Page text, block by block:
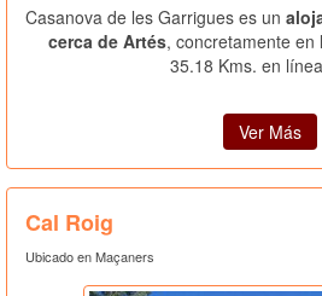
Casanova de les Garrigues es un
cerca de Artés, concretamente en
35.18 Kms. en
Ver Más
Cal Roig
Ubicado en Maçaners